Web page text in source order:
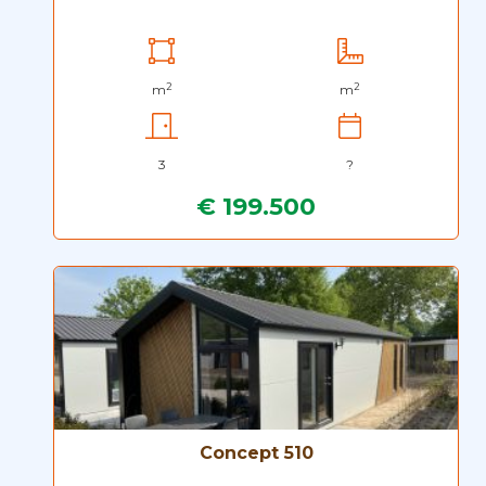
m2 m2
3 ?
€ 199.500
Concept 510